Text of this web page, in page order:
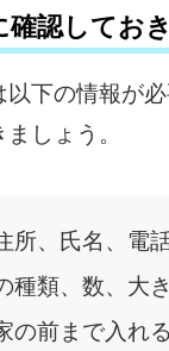
確認してお
下の情報が
しょう。
所、氏名、電
種類、数、大
の前まで入れ